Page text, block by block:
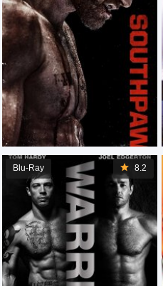
8.2
Blu-Ray